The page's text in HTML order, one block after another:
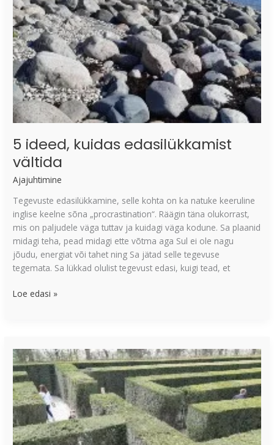
5 ideed, kuidas edasilükkamist
vältida
Ajajuhtimine
Tegevuste edasilükkamine, selle kohta on ka natuke keeruline
inglise keelne sõna „procrastination“. Räägin täna olukorrast,
mis on paljudele väga tuttav ja kuidagi väga kodune. Sa plaanid
midagi teha, pead midagi ette võtma aga Sul ei ole nagu
jõudu, energiat või tahet ning Sa jätad selle tegevuse
tegemata. Sa lükkad olulist tegevust edasi, kuigi tead, et
Loe edasi »
koostada
töötavaid
nimekirju?